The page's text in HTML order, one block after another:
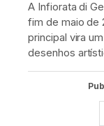
A Infiorata di
fim de maio de
principal vira
desenhos